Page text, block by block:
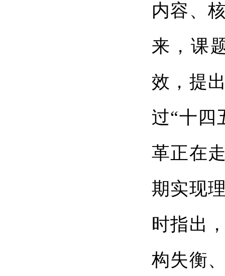
内容、
来，课
效，提
过“十四
革正在
期实现
时指出
构失衡